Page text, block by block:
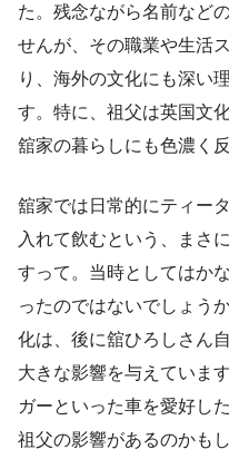
た。残念ながら名前など
せんが、その職業や生活
り、海外の文化にも深い
す。特に、祖父は英国文
舘家の暮らしにも色濃く
舘家では日常的にティー
入れて飲むという、まさ
すって。当時としてはか
ったのではないでしょう
化は、後に舘ひろしさん
大きな影響を与えていま
ガーといった車を愛好し
祖父の影響があるのかも